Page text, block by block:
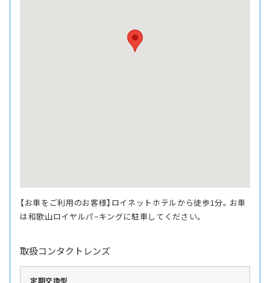
【お車をご利用のお客様】ロイネットホテルから徒歩1分。お車
は和歌山ロイヤルパ−キングに駐車してください。
取扱コンタクトレンズ
定期交換型